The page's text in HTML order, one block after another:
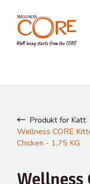
Produkt for Katt
Wellness CORE
Chicken - 1,75 KG
Wellness